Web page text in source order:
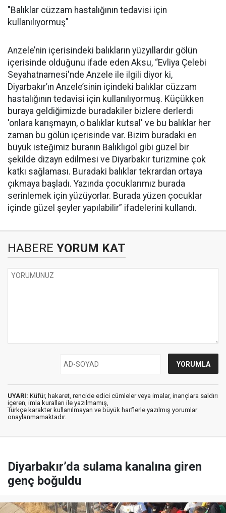
"Balıklar cüzzam hastalığının tedavisi için
kullanılıyormuş"
Anzele’nin içerisindeki balıkların yüzyıllardır gölün
içerisinde olduğunu ifade eden Aksu, “Evliya Çelebi
Seyahatnamesi'nde Anzele ile ilgili diyor ki,
Diyarbakır’ın Anzele’sinin içindeki balıklar cüzzam
hastalığının tedavisi için kullanılıyormuş. Küçükken
buraya geldiğimizde buradakiler bizlere derlerdi
'onlara karışmayın, o balıklar kutsal' ve bu balıklar her
zaman bu gölün içerisinde var. Bizim buradaki en
büyük isteğimiz buranın Balıklıgöl gibi güzel bir
şekilde dizayn edilmesi ve Diyarbakır turizmine çok
katkı sağlaması. Buradaki balıklar tekrardan ortaya
çıkmaya başladı. Yazında çocuklarımız burada
serinlemek için yüzüyorlar. Burada yüzen çocuklar
içinde güzel şeyler yapılabilir” ifadelerini kullandı.
HABERE YORUM KAT
UYARI: Küfür, hakaret, rencide edici cümleler veya imalar, inançlara saldırı
içeren, imla kuralları ile yazılmamış,
Türkçe karakter kullanılmayan ve büyük harflerle yazılmış yorumlar
onaylanmamaktadır.
Diyarbakır’da sulama kanalına giren
genç boğuldu